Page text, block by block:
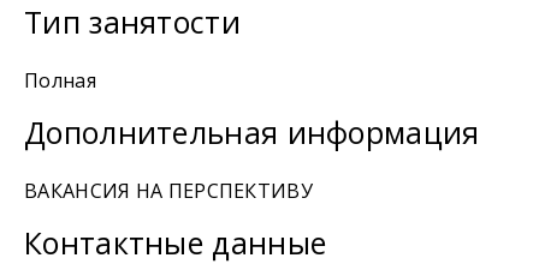
Тип занятости
Полная
Дополнительная информация
ВАКАНСИЯ НА ПЕРСПЕКТИВУ
Контактные данные